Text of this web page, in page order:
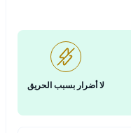
لا أضرار بسبب الحريق